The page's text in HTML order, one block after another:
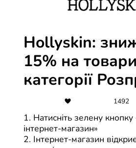
Літній розпродаж -
вигода до 60%
MegStore: всі купони
-30%
30% вигоди на
Hollyskin:
15% на товари
категорії
1492
1. Натисніть зелену
інтернет-магазин»
2. Інтернет-магазин